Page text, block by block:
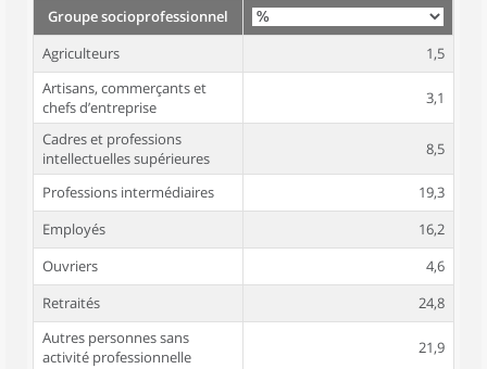
Groupe socioprofessionnel
Agriculteurs
1,5
Artisans, commerçants et
chefs d’entreprise
3,1
Cadres et professions
intellectuelles supérieures
8,5
Professions intermédiaires
19,3
Employés
16,2
Ouvriers
4,6
Retraités
24,8
Autres personnes sans
activité professionnelle
21,9